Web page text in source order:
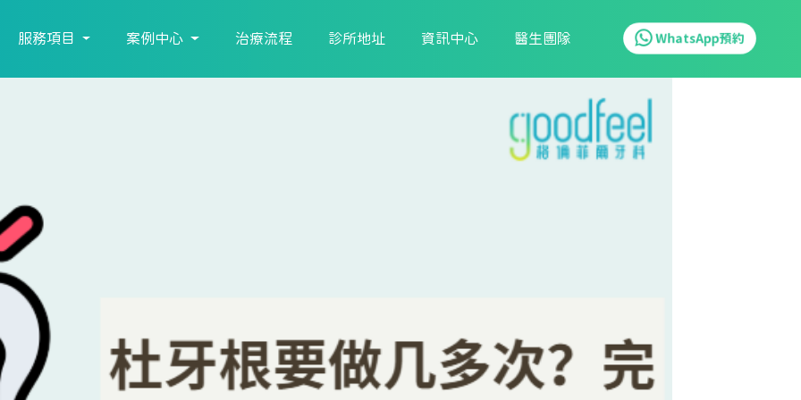
服務項目 案例中心 治療流程 診所地址 資訊中心 醫生團隊 WhatsApp預約